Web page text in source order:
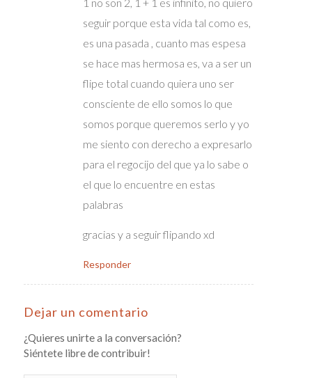
seguir porque esta vida tal como es,
es una pasada , cuanto mas espesa
se hace mas hermosa es, va a ser un
flipe total cuando quiera uno ser
consciente de ello somos lo que
somos porque queremos serlo y yo
me siento con derecho a expresarlo
para el regocijo del que ya lo sabe o
el que lo encuentre en estas
palabras
gracias y a seguir flipando xd
Responder
Dejar un comentario
¿Quieres unirte a la conversación?
Siéntete libre de contribuir!